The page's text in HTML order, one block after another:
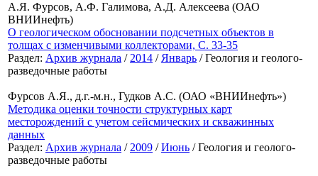
А.Я. Фурсов, А.Ф. Галимова, А.Д. Алексеева (ОАО
ВНИИнефть)
О геологическом обосновании подсчетных объектов в
толщах с изменчивыми коллекторами, С. 33-35
Раздел: Архив журнала / 2014 / Январь / Геология и геолого-
разведочные работы
Фурсов А.Я., д.г.-м.н., Гудков А.С. (ОАО «ВНИИнефть»)
Методика оценки точности структурных карт
месторождений с учетом сейсмических и скважинных
данных
Раздел: Архив журнала / 2009 /Июнь / Геология и геолого-
разведочные работы